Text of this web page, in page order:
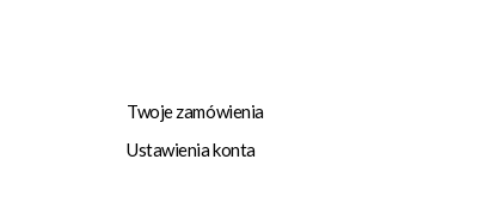
Twoje zamówienia
Ustawienia konta